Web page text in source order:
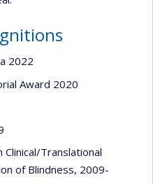
2022
Award 2020
Clinical/Translational
of Blindness, 2009-